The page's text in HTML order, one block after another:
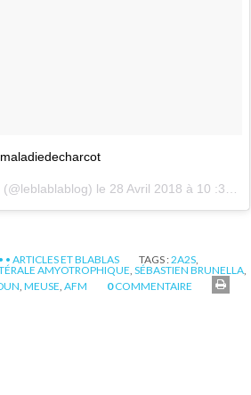
(@leblablablog) le 28 Avril 2018 à 10 :38 PDT
• • ARTICLES ET BLABLAS TAGS :2A2S,
AMYOTROPHIQUE, SÉBASTIEN BRUNELLA,
MEUSE AFM 0 COMMENTAIRE